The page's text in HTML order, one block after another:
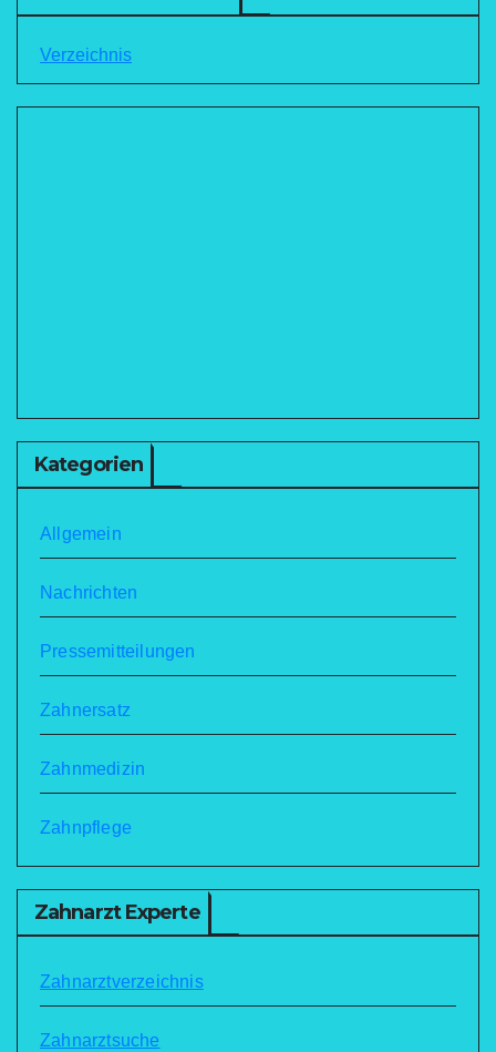
Verzeichnis
Kategorien
Allgemein
Nachrichten
Pressemitteilungen
Zahnersatz
Zahnmedizin
Zahnpflege
Zahnarzt Experte
Zahnarztverzeichnis
Zahnarztsuche